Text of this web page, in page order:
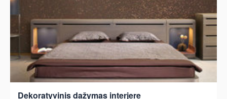
Dekoratyvinis dažymas interjere